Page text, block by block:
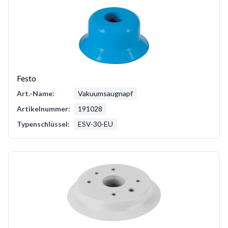
Festo
Art.-Name:
Vakuumsaugnapf
Artikelnummer:
191028
Typenschlüssel:
ESV-30-EU